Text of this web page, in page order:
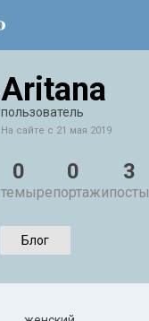
Aritana
пользователь
На сайте с 21 мая 2019
0
темы
0
репортажи
3
посты
Блог